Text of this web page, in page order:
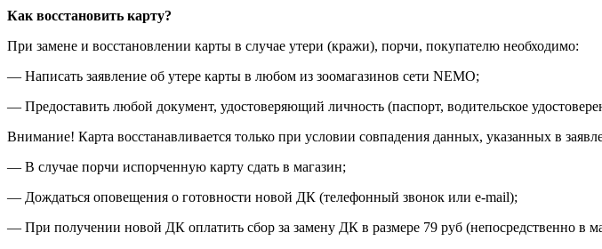
Как восстановить карту?
При замене и восстановлении карты в случае утери (кражи), порчи, покупателю необходимо:
— Написать заявление об утере карты в любом из зоомагазинов сети NEMO;
— Предоставить любой документ, удостоверяющий личность (паспорт, водительское
Внимание! Карта восстанавливается только при условии совпадения данных, указанных в
— В случае порчи испорченную карту сдать в магазин;
— Дождаться оповещения о готовности новой ДК (телефонный звонок или e-mail);
— При получении новой ДК оплатить сбор за замену ДК в размере 79 руб (непосредственно в